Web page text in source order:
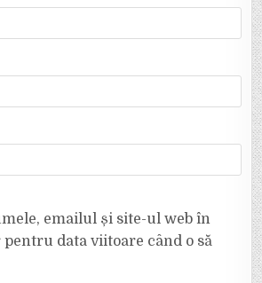
emailul și site-ul web în
data viitoare când o să